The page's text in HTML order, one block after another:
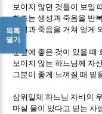
보이지 않던 것들이 보일
창조는 생성과 죽음을 반
생성과 죽음을 거쳐 얻게
눈앞에 좋은 것이 있을 때
보이지 않는 하느님께 자
그분이 좋게 느껴질 때 믿
삼위일체 하느님 자비의
마실 물이 있다고 믿는 사
목록
열기